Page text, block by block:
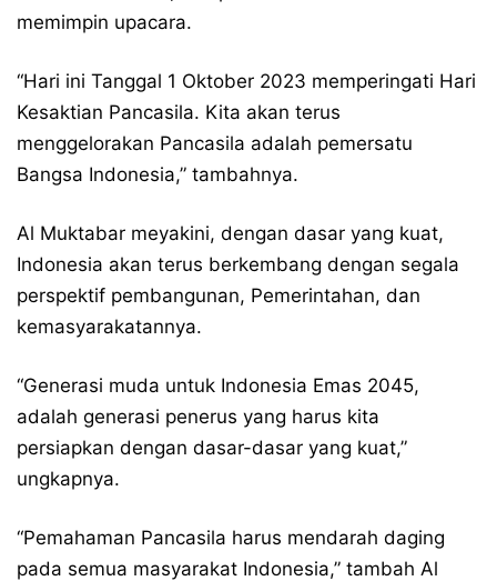
memimpin upacara.
“Hari ini Tanggal 1 Oktober 2023 memperingati Hari
Kesaktian Pancasila. Kita akan terus
menggelorakan Pancasila adalah pemersatu
Bangsa Indonesia,” tambahnya.
Al Muktabar meyakini, dengan dasar yang kuat,
Indonesia akan terus berkembang dengan segala
perspektif pembangunan, Pemerintahan, dan
kemasyarakatannya.
“Generasi muda untuk Indonesia Emas 2045,
adalah generasi penerus yang harus kita
persiapkan dengan dasar-dasar yang kuat,”
ungkapnya.
“Pemahaman Pancasila harus mendarah daging
pada semua masyarakat Indonesia,” tambah Al